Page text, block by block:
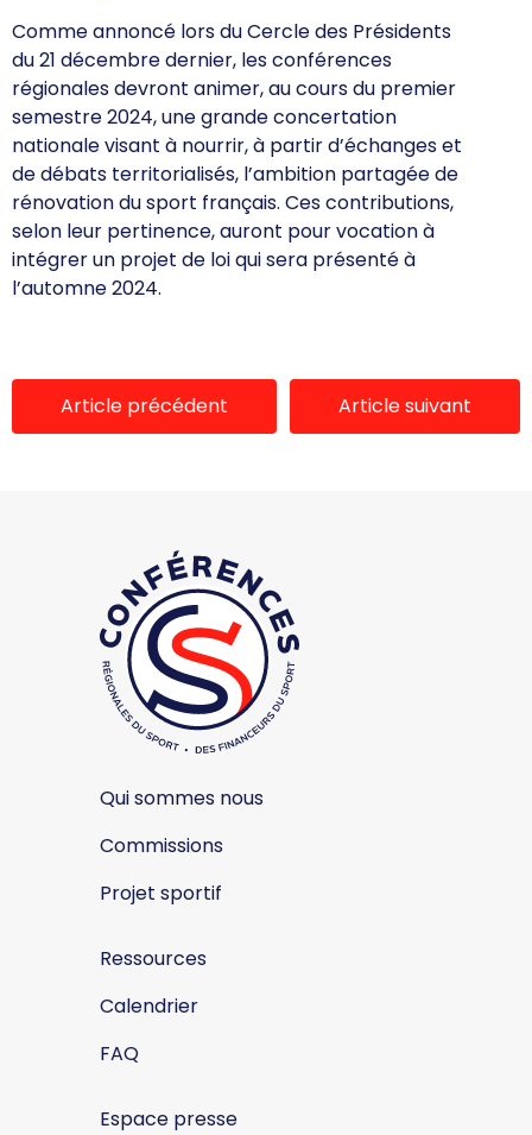
Comme annoncé lors du Cercle des Présidents
du 21 décembre dernier, les conférences
régionales devront animer, au cours du premier
semestre 2024, une grande concertation
nationale visant à nourrir, à partir d’échanges et
de débats territorialisés, l’ambition partagée de
rénovation du sport français. Ces contributions,
selon leur pertinence, auront pour vocation à
intégrer un projet de loi qui sera présenté à
l’automne 2024.
Article précédent Article suivant
Qui sommes nous
Commissions
Projet sportif
Ressources
Calendrier
FAQ
Espace presse